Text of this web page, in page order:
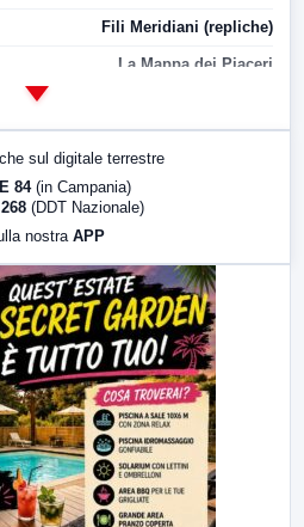
Fili Meridiani (repliche)
La Mappa dei Piaceri
LabNews (replica)
sul digitale terrestre
84 (in Campania)
(DDT Nazionale)
nostra APP